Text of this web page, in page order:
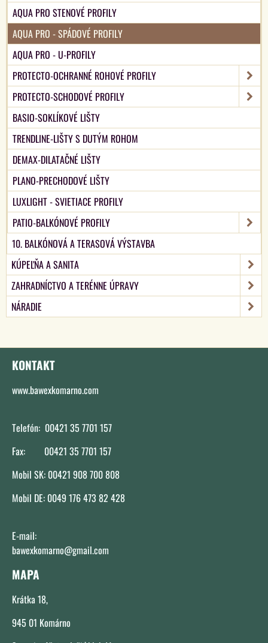
AQUA PRO STENOVÉ PROFILY
AQUA PRO - SPÁDOVÉ PROFILY
AQUA PRO - U-PROFILY
PROTECTO-OCHRANNÉ ROHOVÉ PROFILY
PROTECTO-SCHODOVÉ PROFILY
BASIO-SOKLÍKOVÉ LIŠTY
TRENDLINE-LIŠTY S DUTÝM ROHOM
DEMAX-DILATAČNÉ LIŠTY
PLANO-PRECHODOVÉ LIŠTY
LUXLIGHT - SVIETIACE PROFILY
PATIO-BALKÓNOVÉ PROFILY
10. BALKÓNOVÁ A TERASOVÁ VÝSTAVBA
KÚPEĽŇA A SANITA
ZAHRADNÍCTVO A TERÉNNE ÚPRAVY
NÁRADIE
KONTAKT
www.bawexkomarno.com
Telefón: 00421 35 7701 157
Fax: 00421 35 7701 157
Mobil SK: 00421 908 700 808
Mobil DE: 0049 176 473 82 428
E-mail:
bawexkomarno@gmail.com
MAPA
Krátka 18,
945 01 Komárno